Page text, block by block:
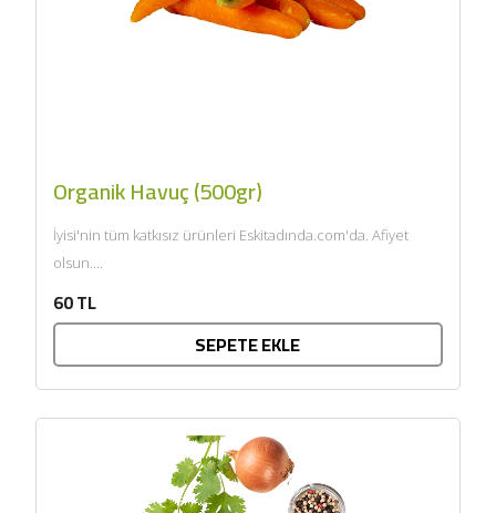
Organik Havuç (500gr)
İyisi'nin tüm katkısız ürünleri Eskitadında.com'da. Afiyet
olsun....
60 TL
SEPETE EKLE